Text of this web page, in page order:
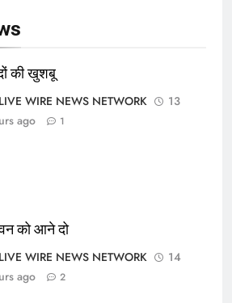
की खुशबू
LIVE WIRE NEWS NETWORK
13
ago
1
को आने दो
LIVE WIRE NEWS NETWORK
14
ago
2